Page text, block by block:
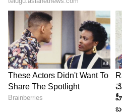
Daily Numerology
సంఖ్య 3 (ఏదైనా నెలలో 3, 12,
వ్యక్తులు)